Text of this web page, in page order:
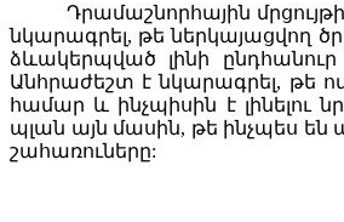
Դրամաշնորհային
նկարագրել, թե ներկայացվող
ձևակերպված լինի ընդհանուր
Անհրաժեշտ է նկարագրել, թե
համար և ինչպիսին է լինելու
պլան այն մասին, թե ինչպես են
շահառուները: